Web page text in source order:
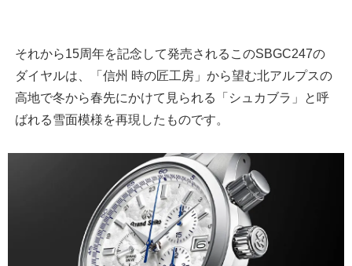
それから15周年を記念して発売されるこのSBGC247の
ダイヤルは、「信州 時の匠工房」から望む北アルプスの
高地で冬から春先にかけて見られる「シュカブラ」と呼
ばれる雪面模様を再現したものです。